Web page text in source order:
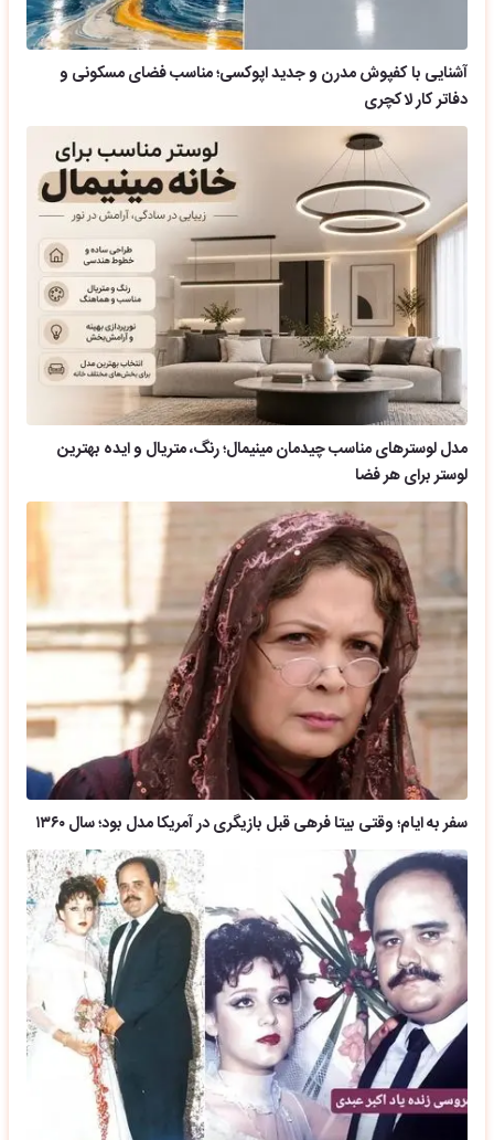
آشنایی با کفپوش مدرن و جدید اپوکسی؛ مناسب فضای مسکونی و
دفاتر کار لاکچری
مدل لوسترهای مناسب چیدمان مینیمال؛ رنگ، متریال و ایده بهترین
لوستر برای هر فضا
سفر به ایام؛ وقتی بیتا فرهی قبل بازیگری در آمریکا مدل بود؛ سال ۱۳۶۰